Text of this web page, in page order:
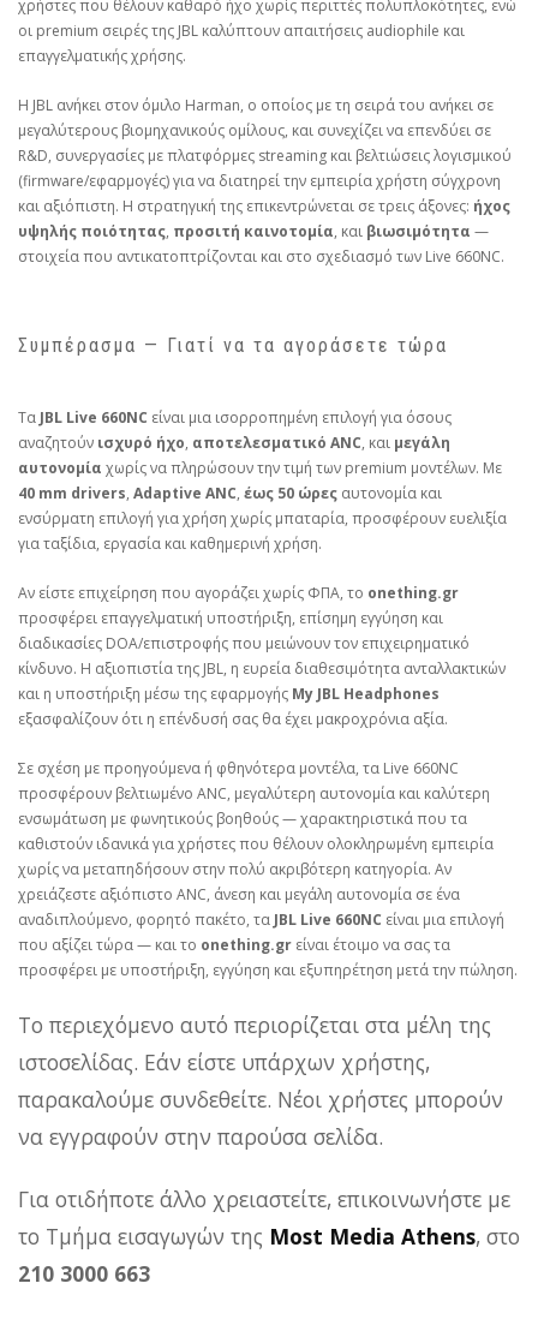
χρήστες που θέλουν καθαρό ήχο χωρίς περιττές πολυπλοκότητες, ενώ
οι premium σειρές της JBL καλύπτουν απαιτήσεις audiophile και
επαγγελματικής χρήσης.
Η JBL ανήκει στον όμιλο Harman, ο οποίος με τη σειρά του ανήκει σε
μεγαλύτερους βιομηχανικούς ομίλους, και συνεχίζει να επενδύει σε
R&D, συνεργασίες με πλατφόρμες streaming και βελτιώσεις λογισμικού
(firmware/εφαρμογές) για να διατηρεί την εμπειρία χρήστη σύγχρονη
και αξιόπιστη. Η στρατηγική της επικεντρώνεται σε τρεις άξονες: ήχος
υψηλής ποιότητας, προσιτή καινοτομία, και βιωσιμότητα —
στοιχεία που αντικατοπτρίζονται και στο σχεδιασμό των Live 660NC.
Συμπέρασμα — Γιατί να τα αγοράσετε τώρα
Τα JBL Live 660NC είναι μια ισορροπημένη επιλογή για όσους
αναζητούν ισχυρό ήχο, αποτελεσματικό ANC, και μεγάλη
αυτονομία χωρίς να πληρώσουν την τιμή των premium μοντέλων. Με
40 mm drivers, Adaptive ANC, έως 50 ώρες αυτονομία και
ενσύρματη επιλογή για χρήση χωρίς μπαταρία, προσφέρουν ευελιξία
για ταξίδια, εργασία και καθημερινή χρήση.
Αν είστε επιχείρηση που αγοράζει χωρίς ΦΠΑ, το onething.gr
προσφέρει επαγγελματική υποστήριξη, επίσημη εγγύηση και
διαδικασίες DOA/επιστροφής που μειώνουν τον επιχειρηματικό
κίνδυνο. Η αξιοπιστία της JBL, η ευρεία διαθεσιμότητα ανταλλακτικών
και η υποστήριξη μέσω της εφαρμογής My JBL Headphones
εξασφαλίζουν ότι η επένδυσή σας θα έχει μακροχρόνια αξία.
Σε σχέση με προηγούμενα ή φθηνότερα μοντέλα, τα Live 660NC
προσφέρουν βελτιωμένο ANC, μεγαλύτερη αυτονομία και καλύτερη
ενσωμάτωση με φωνητικούς βοηθούς — χαρακτηριστικά που τα
καθιστούν ιδανικά για χρήστες που θέλουν ολοκληρωμένη εμπειρία
χωρίς να μεταπηδήσουν στην πολύ ακριβότερη κατηγορία. Αν
χρειάζεστε αξιόπιστο ANC, άνεση και μεγάλη αυτονομία σε ένα
αναδιπλούμενο, φορητό πακέτο, τα JBL Live 660NC είναι μια επιλογή
που αξίζει τώρα — και το onething.gr είναι έτοιμο να σας τα
προσφέρει με υποστήριξη, εγγύηση και εξυπηρέτηση μετά την πώληση.
Το περιεχόμενο αυτό περιορίζεται στα μέλη της
ιστοσελίδας. Εάν είστε υπάρχων χρήστης,
παρακαλούμε συνδεθείτε. Νέοι χρήστες μπορούν
να εγγραφούν στην παρούσα σελίδα.
Για οτιδήποτε άλλο χρειαστείτε, επικοινωνήστε με
το Τμήμα εισαγωγών της Most Media Athens, στο
210 3000 663